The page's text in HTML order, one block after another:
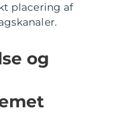
placering af
og